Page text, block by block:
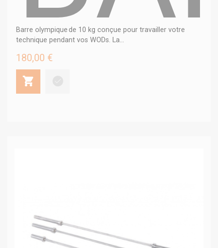
Barre olympique de 10 kg conçue pour travailler votre
technique pendant vos WODs. La...
180,00 €